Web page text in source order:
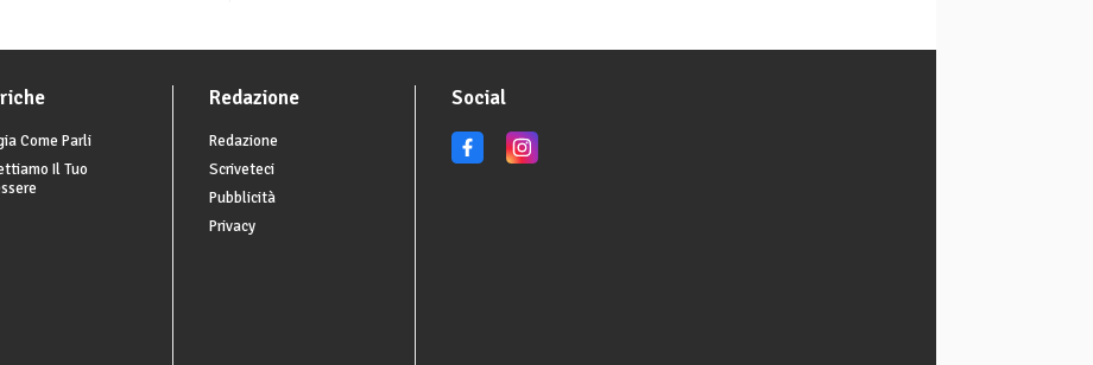
Come Parli
Il Tuo
Redazione
Redazione
Scriveteci
Pubblicità
Privacy
Social